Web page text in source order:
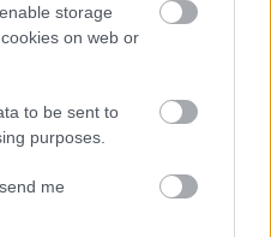
storage
on web or
to be sent to
purposes.
me